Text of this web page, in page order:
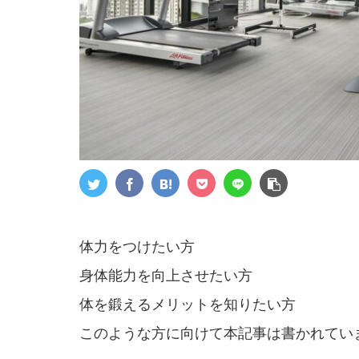
体力をつけたい方
身体能力を向上させたい方
体を鍛えるメリットを知りたい方
このような方に向けて本記事は書かれてい